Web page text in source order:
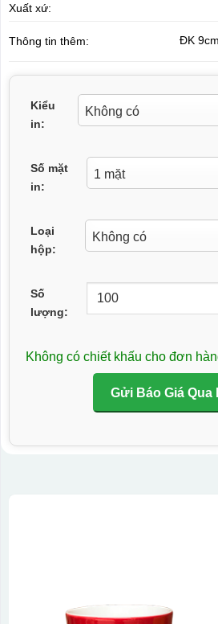
Xuất xứ:
Thông tin thêm: ĐK
Kiểu
in:
Số mặt
in:
Loại
hộp:
Số
lượng:
Không có chiết khấu cho đơn
Gửi Báo Giá Qua